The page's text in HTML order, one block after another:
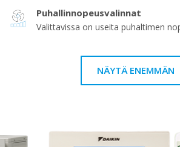
Puhallinnopeusvalinnat
Valittavissa on useita puhaltimen
NÄYTÄ ENEMMÄN